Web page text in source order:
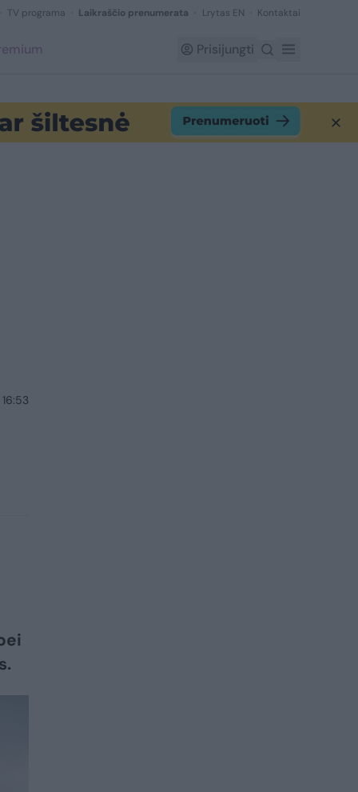
TV programa Laikraščio prenumerata Lrytas EN Kontaktai
Prisijungti